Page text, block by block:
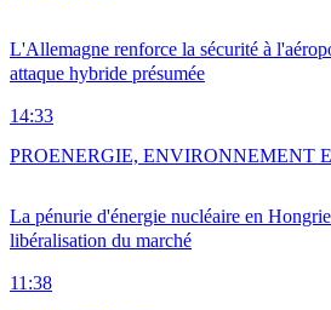
L'Allemagne renforce la sécurité à
attaque hybride présumée
14:33
La pénurie d'énergie nucléaire en
libéralisation du marché
11:38
PROENERGIE, ENVIRONNEMENT